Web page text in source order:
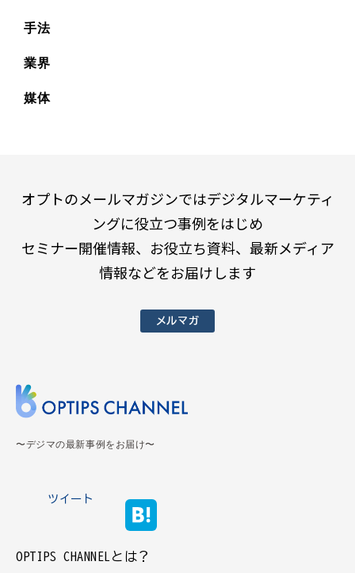
手法
業界
媒体
オプトのメールマガジンではデジタルマーケティ
ングに役立つ事例をはじめ
セミナー開催情報、お役立ち資料、最新メディア
情報などをお届けします
メルマガ
〜デジマの最新事例をお届け〜
ツイート
OPTIPS CHANNELとは？